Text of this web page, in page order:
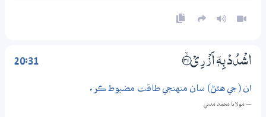
20:31 اشْدُدْ بِهٖٓ اَزْرِيْ ؀ۙ31
ان (جي هئڻ) سان منهنجي طاقت مضبوط ڪر،
— مولانا محمد مدني